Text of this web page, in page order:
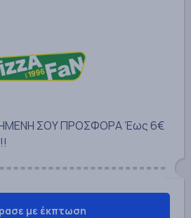
ΣΟΥ ΠΡΟΣΦΟΡΑ Έως 6€
με έκπτωση